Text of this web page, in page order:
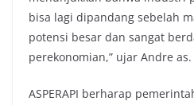
bisa lagi dipandang sebelah
potensi besar dan sangat
perekonomian,” ujar Andre as.
ASPERAPI berharap